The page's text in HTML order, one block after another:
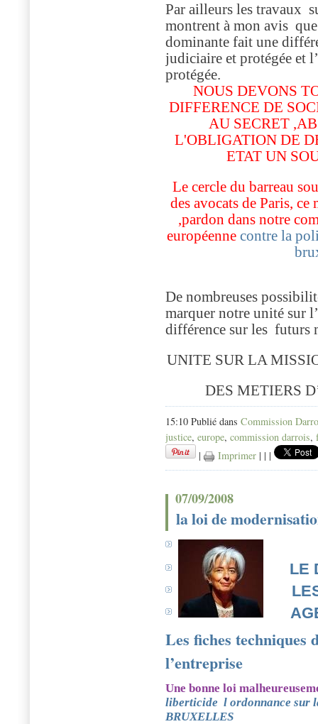
Par ailleurs les travaux
montrent à mon avis
dominante fait une
judiciaire et protégée et
protégée.
NOUS DEVONS
DIFFERENCE DE
AU SECRET
L'OBLIGATION DE
ETAT UN
Le cercle du barreau
des avocats de Paris,
,pardon dans notre
européenne contre la
De nombreuses
marquer notre unité sur
différence sur les futurs
UNITE SUR LA
DES METIERS
15:10 Publié dans Commission
justice, europe, commission darrois,
|
Imprimer | | |
07/09/2008
la loi de
LE
Les fiches techniques
l’entreprise
Une bonne loi
liberticide l ordonnance sur
BRUXELLES